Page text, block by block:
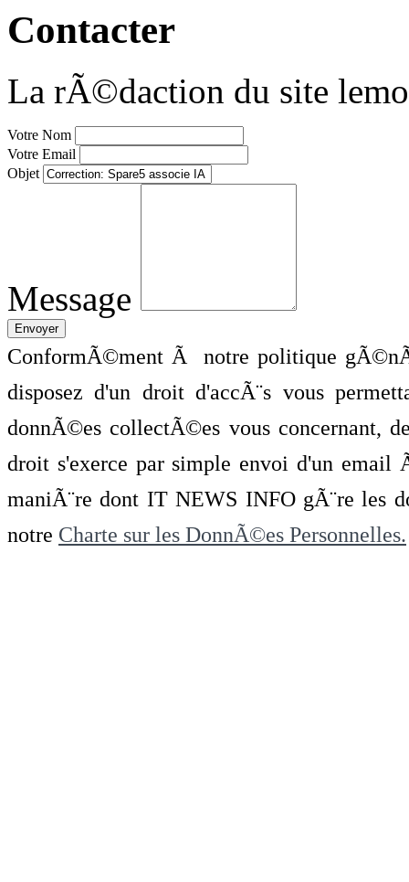
Contacter
La rÃ©daction du site
Votre Nom
Votre Email
Objet
Message
ConformÃ©ment Ã notre politique
disposez d'un droit d'accÃ¨s vous
donnÃ©es collectÃ©es vous concernant,
droit s'exerce par simple envoi d'un
maniÃ¨re dont IT NEWS INFO gÃ¨re les
notre Charte sur les DonnÃ©es Personnelles.